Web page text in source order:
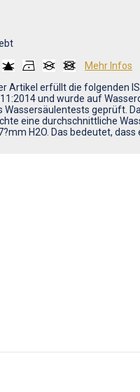
Mehr Infos
Artikel erfüllt die folgenden
und wurde auf
Wassersäulentests geprüft.
eine durchschnittliche
H2O. Das bedeutet, dass